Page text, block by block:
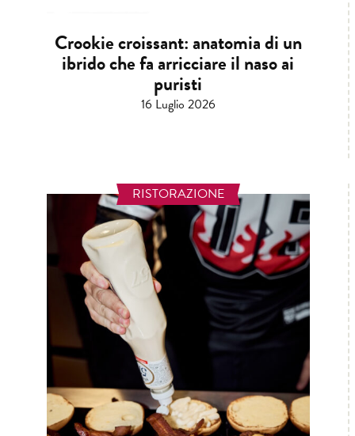
Crookie croissant: anatomia di un
ibrido che fa arricciare il naso ai
puristi
16 Luglio 2026
RISTORAZIONE